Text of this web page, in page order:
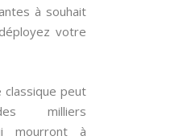
à souhait
votre
classique peut
milliers
mourront à